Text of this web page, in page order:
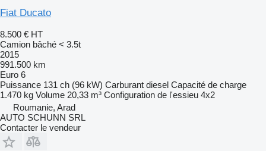
Fiat Ducato
8.500 € HT
Camion bâché < 3.5t
2015
991.500 km
Euro 6
Puissance 131 ch (96 kW) Carburant diesel Capacité de charge
1.470 kg Volume 20,33 m³ Configuration de l'essieu 4x2
Roumanie, Arad
AUTO SCHUNN SRL
Contacter le vendeur